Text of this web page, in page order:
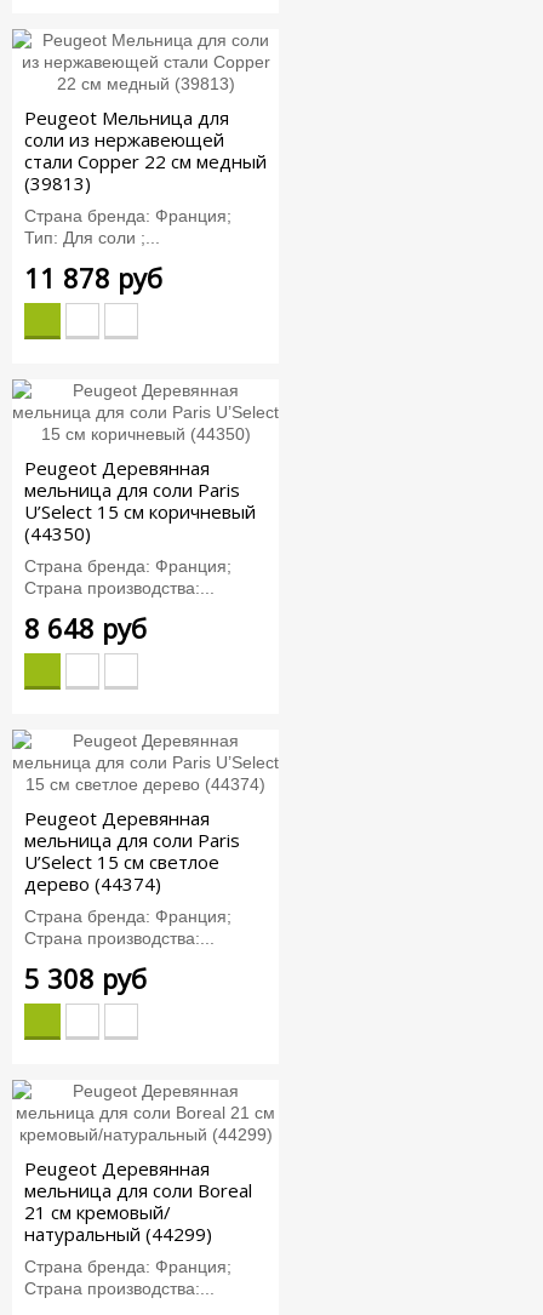
Peugeot Мельница для
соли из нержавеющей
стали Copper 22 см медный
(39813)
Страна бренда: Франция;
Тип: Для соли ;...
11 878 руб
Peugeot Деревянная
мельница для соли Paris
U’Select 15 см коричневый
(44350)
Страна бренда: Франция;
Страна производства:...
8 648 руб
Peugeot Деревянная
мельница для соли Paris
U’Select 15 см светлое
дерево (44374)
Страна бренда: Франция;
Страна производства:...
5 308 руб
Peugeot Деревянная
мельница для соли Boreal
21 см кремовый/
натуральный (44299)
Страна бренда: Франция;
Страна производства:...